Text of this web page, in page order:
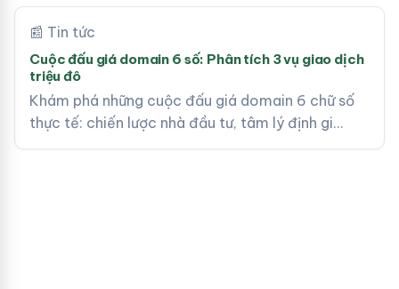
📰 Tin tức
Cuộc đấu giá domain 6 số: Phân tích 3 vụ giao dịch
triệu đô
Khám phá những cuộc đấu giá domain 6 chữ số
thực tế: chiến lược nhà đầu tư, tâm lý định gi…